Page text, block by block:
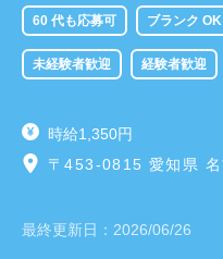
60 代も応募可 ブランク OK
未経験者歓迎 経験者歓迎
時給1,350円
〒453-0815 愛知県 名
最終更新日： 2026/06/26